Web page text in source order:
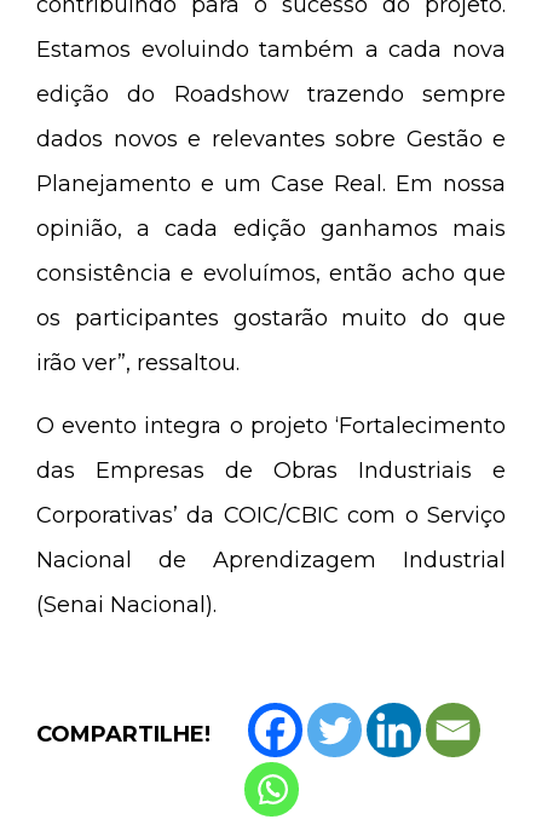
Estamos evoluindo também a cada nova
edição do Roadshow trazendo sempre
dados novos e relevantes sobre Gestão e
Planejamento e um Case Real. Em nossa
opinião, a cada edição ganhamos mais
consistência e evoluímos, então acho que
os participantes gostarão muito do que
irão ver”, ressaltou.
O evento integra o projeto ‘Fortalecimento
das Empresas de Obras Industriais e
Corporativas’ da COIC/CBIC com o Serviço
Nacional de Aprendizagem Industrial
(Senai Nacional).
COMPARTILHE!